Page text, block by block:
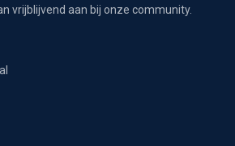
vrijblijvend aan bij onze community.